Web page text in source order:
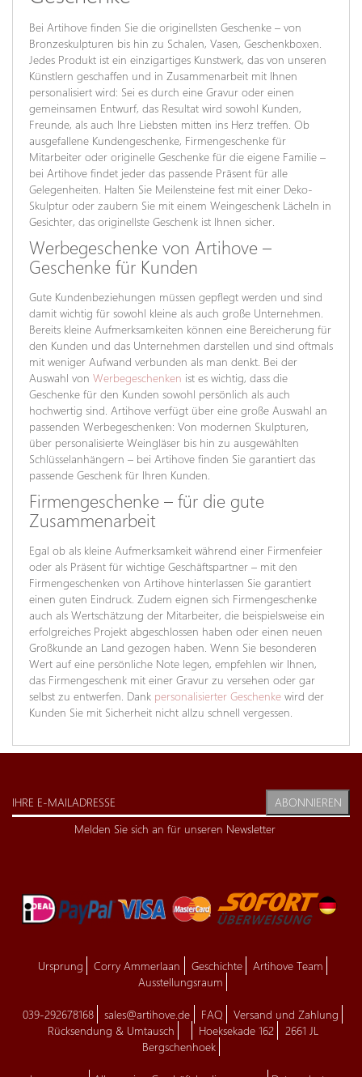
Bei Artihove finden Sie die originellsten Geschenke – von
Bronzeskulpturen bis hin zu Schalen, Vasen, Geschenkboxen.
Jedes Produkt ist ein einzigartiges Kunstwerk, das von unseren
Künstlern geschaffen und in Zusammenarbeit mit Ihnen
personalisiert wird: Sei es durch eine Gravur oder einen
gemeinsamen Entwurf, das Resultat wird sowohl Kunden,
Freunde, als auch Ihre Liebsten mitten ins Herz treffen. Ob
ausgefallene Kundengeschenke, Firmengeschenke für
Mitarbeiter oder originelle Geschenke für die eigene Familie –
bei Artihove findet jeder das passende Präsent für alle
Gelegenheiten. Halten Sie Meilensteine fest mit einer Deko-
Skulptur oder zaubern Sie mit einem Weingeschenk Lächeln in
Gesichter, das originellste Geschenk ist Ihnen sicher.
Werbegeschenke von Artihove –
Geschenke für Kunden
Gute Kundenbeziehungen müssen gepflegt werden und sind
damit wichtig für sowohl kleine als auch große Unternehmen.
Bereits kleine Aufmerksamkeiten können eine Bereicherung für
den Kunden und das Unternehmen darstellen und sind oftmals
mit weniger Aufwand verbunden als man denkt. Bei der
Auswahl von Werbegeschenken ist es wichtig, dass die
Geschenke für den Kunden sowohl persönlich als auch
hochwertig sind. Artihove verfügt über eine große Auswahl an
passenden Werbegeschenken: Von modernen Skulpturen,
über personalisierte Weingläser bis hin zu ausgewählten
Schlüsselanhängern – bei Artihove finden Sie garantiert das
passende Geschenk für Ihren Kunden.
Firmengeschenke – für die gute
Zusammenarbeit
Egal ob als kleine Aufmerksamkeit während einer Firmenfeier
oder als Präsent für wichtige Geschäftspartner – mit den
Firmengeschenken von Artihove hinterlassen Sie garantiert
einen guten Eindruck. Zudem eignen sich Firmengeschenke
auch als Wertschätzung der Mitarbeiter, die beispielsweise ein
erfolgreiches Projekt abgeschlossen haben oder einen neuen
Großkunde an Land gezogen haben. Wenn Sie besonderen
Wert auf eine persönliche Note legen, empfehlen wir Ihnen,
das Firmengeschenk mit einer Gravur zu versehen oder gar
selbst zu entwerfen. Dank personalisierter Geschenke wird der
Kunden Sie mit Sicherheit nicht allzu schnell vergessen.
ABONNIEREN
Melden Sie sich an für unseren Newsletter
Ursprung Corry Ammerlaan Geschichte
Artihove Team
Ausstellungsraum
039-292678168 sales@artihove.de FAQ
Versand und Zahlung
Rücksendung & Umtausch
Hoeksekade 162
2661 JL
Bergschenhoek